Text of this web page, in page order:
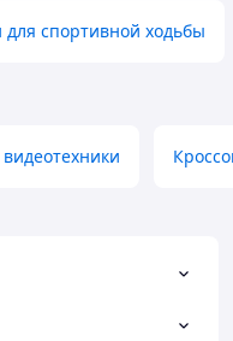
для спортивной ходьбы